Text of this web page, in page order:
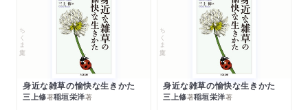
ちくま文庫
身近な雑草の愉快な生きかた
三上修著稲垣栄洋著
ちくま文庫
身近な雑草の愉快な生きかた
三上修著稲垣栄洋著